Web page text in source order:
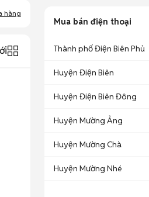
hàng
Mua bán điện thoại
Thành phố Điện Biên Phủ
Huyện Điện Biên
Huyện Điện Biên Đông
Huyện Mường Ảng
Huyện Mường Chà
Huyện Mường Nhé